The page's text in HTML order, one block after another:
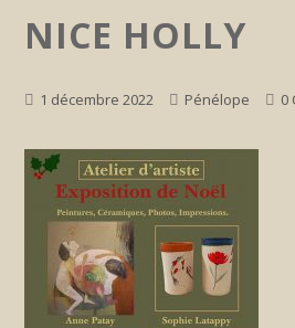
NICE HOLLY
1 décembre 2022 Pénélope 0